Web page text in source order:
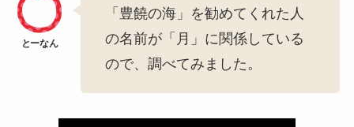
「豊饒の海」を勧めてくれた人
の名前が「月」に関係している
ので、調べてみました。